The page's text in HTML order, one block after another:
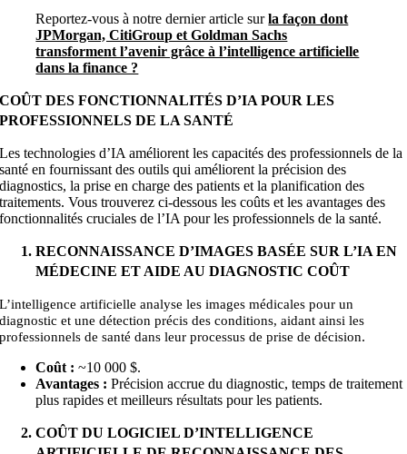
Reportez-vous à notre dernier article surla façon dont
JPMorgan, CitiGroup et Goldman Sachs
transforment l’avenir grâce à l’intelligence artificielle
dans la finance ?
COÛT DES FONCTIONNALITÉS D’IA POUR LES
PROFESSIONNELS DE LA SANTÉ
Les technologies d’IA améliorent les capacités des professionnels de la
santé en fournissant des outils qui améliorent la précision des
diagnostics, la prise en charge des patients et la planification des
traitements. Vous trouverez ci-dessous les coûts et les avantages des
fonctionnalités cruciales de l’IA pour les professionnels de la santé.
RECONNAISSANCE D’IMAGES BASÉE SUR L’IA EN
MÉDECINE ET AIDE AU DIAGNOSTIC COÛT
L’intelligence artificielle analyse les images médicales pour un
diagnostic et une détection précis des conditions, aidant ainsi les
professionnels de santé dans leur processus de prise de décision.
Coût : ~10 000 $.
Avantages :Précision accrue du diagnostic, temps de traitement
plus rapides et meilleurs résultats pour les patients.
COÛT DU LOGICIEL D’INTELLIGENCE